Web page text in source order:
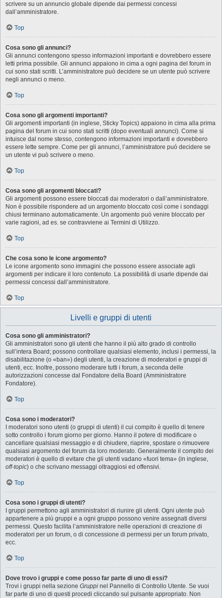
scrivere su un annuncio globale dipende dai permessi concessi
dall’amministratore.
Top
Cosa sono gli annunci?
Gli annunci contengono spesso informazioni importanti e dovrebbero essere
letti prima possibile. Gli annunci appaiono in cima a ogni pagina del forum in
cui sono stati scritti. L’amministratore può decidere se un utente può scrivere
negli annunci o meno.
Top
Cosa sono gli argomenti importanti?
Gli argomenti importanti (in inglese, Sticky Topics) appaiono in cima alla prima
pagina del forum in cui sono stati scritti (dopo eventuali annunci). Come si
intuisce dal nome stesso, contengono informazioni importanti e dovrebbero
essere lette sempre. Come per gli annunci, l’amministratore può decidere se
un utente vi può scrivere o meno.
Top
Cosa sono gli argomenti bloccati?
Gli argomenti possono essere bloccati dai moderatori o dall’amministratore.
Non è possibile rispondere ad un argomento bloccato così come i sondaggi
chiusi terminano automaticamente. Un argomento può venire bloccato per
varie ragioni, ad es. se contravviene ai Termini di Utilizzo.
Top
Che cosa sono le icone argomento?
Le icone argomento sono immagini che possono essere associate agli
argomenti per indicare il loro contenuto. La possibilità di usarle dipende dai
permessi concessi dall’amministratore.
Top
Livelli e gruppi di utenti
Cosa sono gli amministratori?
Gli amministratori sono gli utenti che hanno il più alto grado di controllo
sull’intera Board; possono controllare qualsiasi elemento, inclusi i permessi, la
disabilitazione (o «ban») degli utenti, la creazione di moderatori e gruppi di
utenti, ecc. Inoltre, possono moderare tutti i forum, a seconda delle
autorizzazioni concesse dal Fondatore della Board (Amministratore
Fondatore).
Top
Cosa sono i moderatori?
I moderatori sono utenti (o gruppi di utenti) il cui compito è quello di tenere
sotto controllo i forum giorno per giorno. Hanno il potere di modificare o
cancellare qualsiasi messaggio e di chiudere, riaprire, spostare o rimuovere
qualsiasi argomento del forum da loro moderato. Generalmente il compito dei
moderatori è quello di evitare che gli utenti vadano «fuori tema» (in inglese,
off-topic) o che scrivano messaggi oltraggiosi ed offensivi.
Top
Cosa sono i gruppi di utenti?
I gruppi permettono agli amministratori di riunire gli utenti. Ogni utente può
appartenere a più gruppi e a ogni gruppo possono venire assegnati diversi
permessi. Questo facilita l’amministratore nelle operazioni di creazione di
moderatori per un forum, o di concessione di permessi per un forum privato,
ecc.
Top
Dove trovo i gruppi e come posso far parte di uno di essi?
Trovi i gruppi nella sezione Gruppi nel Pannello di Controllo Utente. Se vuoi
far parte di uno di questi procedi cliccando sul pulsante appropriato. Non